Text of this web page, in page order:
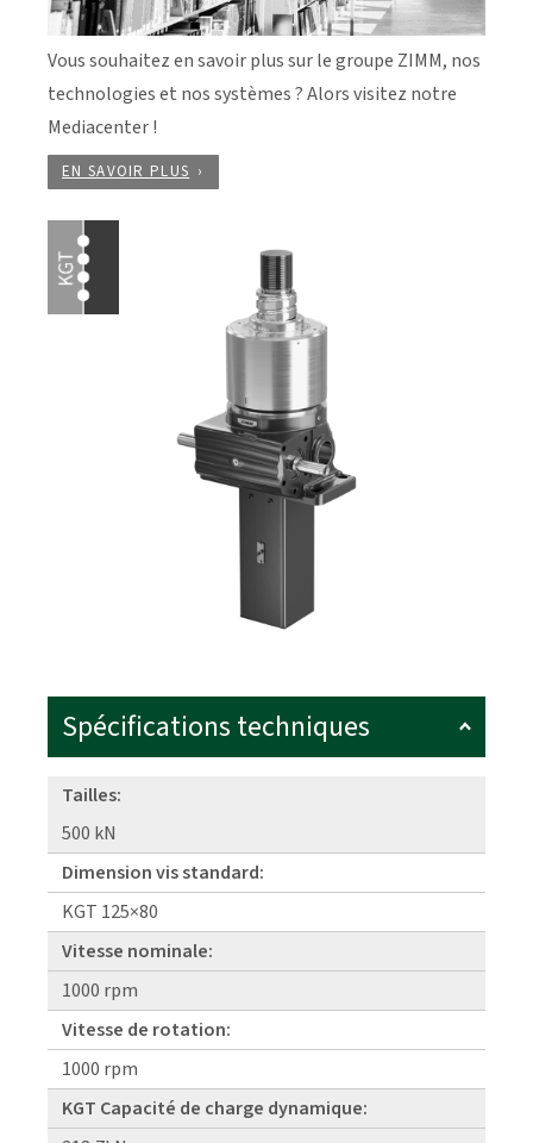
Vous souhaitez en savoir plus sur le groupe ZIMM, nos
technologies et nos systèmes ? Alors visitez notre
Mediacenter !
EN SAVOIR PLUS
Spécifications techniques
Tailles:
500 kN
Dimension vis standard:
KGT 125×80
Vitesse nominale:
1000 rpm
Vitesse de rotation:
1000 rpm
KGT Capacité de charge dynamique: